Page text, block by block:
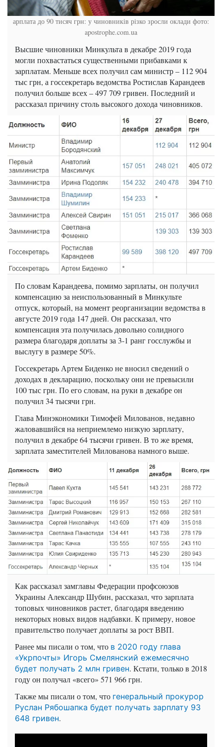
арплата до 90 тисяч грн: у чиновників різко зросли оклади фото:
apostrophe.com.ua
Высшие чиновники Минкульта в декабре 2019 года
могли похвастаться существенными прибавками к
зарплатам. Меньше всех получил сам министр – 112 904
тыс грн, а госсекретарь ведомства Ростислав Карандеев
получил больше всех – 497 709 гривен. Последний и
рассказал причину столь высокого дохода чиновников.
По словам Карандеева, помимо зарплаты, он получил
компенсацию за неиспользованный в Минкульте
отпуск, который, на момент реорганизации ведомства в
августе 2019 года 147 дней. Он рассказал, что
компенсация эта получилась довольно солидного
размера благодаря доплаты за 3-1 ранг госслужбы и
выслугу в размере 50%.
Госсекретарь Артем Биденко не вносил сведений о
доходах в декларацию, поскольку они не превысили
100 тыс грн. По его словам, на руки в декабре он
получил 34 тысячи грн.
Глава Минэкономики Тимофей Милованов, недавно
жаловавшийся на неприемлемо низкую зарплату,
получил в декабре 64 тысячи гривен. В то же время,
зарплата заместителей Милованова намного выше.
Как рассказал замглавы Федерации профсоюзов
Украины Александр Шубин, рассказал, что зарплата
топовых чиновников растет, благодаря введению
некоторых новых видов надбавки. К примеру, новое
правительство получает доплаты за рост ВВП.
Ранее мы писали о том, что в 2020 году глава
«Укрпочты» Игорь Смелянский ежемесячно
будет получать 2 млн гривен. Кстати, только в 2018
году он получал «всего» 571 966 грн.
Также мы писали о том, что генеральный прокурор
Руслан Рябошапка будет получать зарплату 93
648 гривен.